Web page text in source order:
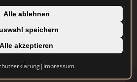
Alle ablehnen
speichern
Alle akzeptieren
| Impressum
⭐ Etabliert